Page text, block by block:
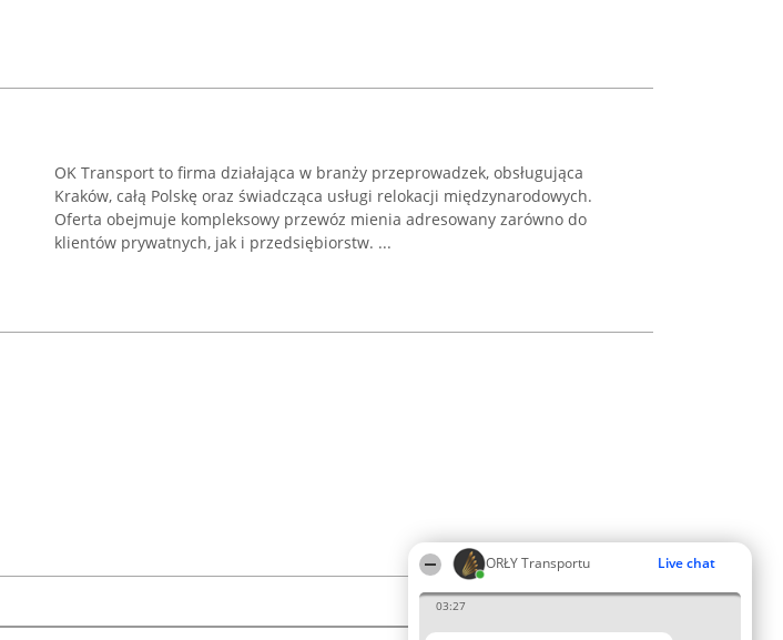
ORŁY Transportu Live chat
03:27
OK Transport to firma działająca w branży przeprowadzek, obsługująca
Kraków, całą Polskę oraz świadcząca usługi relokacji międzynarodowych.
Oferta obejmuje kompleksowy przewóz mienia adresowany zarówno do
klientów prywatnych, jak i przedsiębiorstw. ...